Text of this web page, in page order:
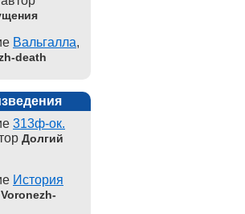
Вальгалла,
death
313ф-ок.
Долгий
История
Voronezh-